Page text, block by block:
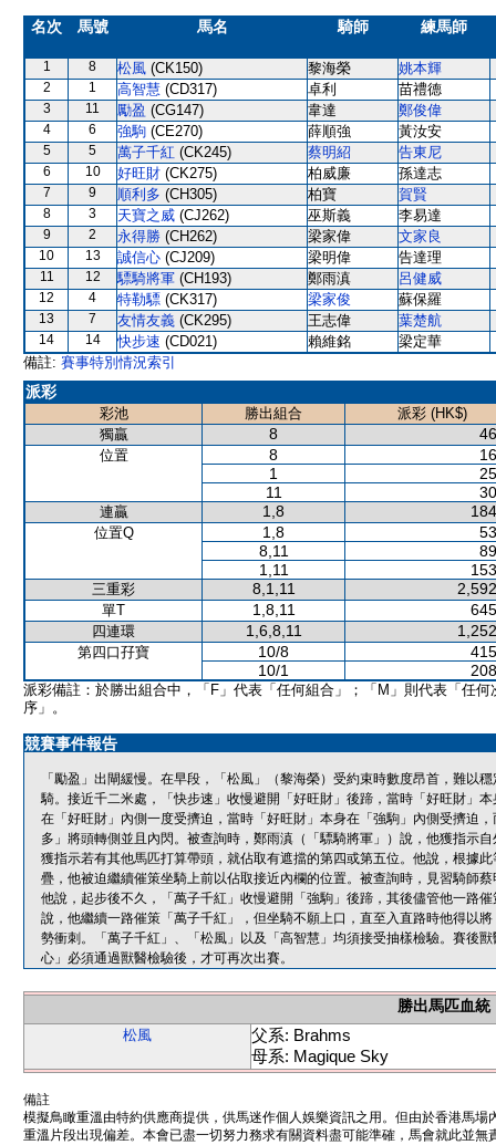
名次 馬號 馬名 騎師 練馬師
1 8 松風 (CK150) 黎海榮 姚本輝
2 1 高智慧 (CD317) 卓利 苗禮德
3 11 勵盈 (CG147) 韋達 鄭俊偉
4 6 強駒 (CE270) 薛順強 黃汝安
5 5 萬子千紅 (CK245) 蔡明紹 告東尼
6 10 好旺財 (CK275) 柏威廉 孫達志
7 9 順利多 (CH305) 柏寶 賀賢
8 3 天寶之威 (CJ262) 巫斯義 李易達
9 2 永得勝 (CH262) 梁家偉 文家良
10 13 誠信心 (CJ209) 梁明偉 告達理
11 12 驃騎將軍 (CH193) 鄭雨滇 呂健威
12 4 特勒驃 (CK317) 梁家俊 蘇保羅
13 7 友情友義 (CK295) 王志偉 葉楚航
14 14 快步速 (CD021) 賴維銘
梁定華
備註: 賽事特別情況索引
派彩
彩池 勝出組合
派彩 (HK$)
獨贏
8
位置 8
1
11
連贏 1,8
位置Q 1,8
8,11
1,11
三重彩 8,1,11
單T 1,8,11
四連環 1,6,8,11
第四口孖寶 10/8
10/1
派彩備註：於勝出組合中，「F」代表「任何組合」；「M」則代表「任何
序」。
競賽事件報告
「勵盈」出閘緩慢。在早段，「松風」（黎海榮）受約束時數度昂首，難以
騎。接近千二米處，「快步速」收慢避開「好旺財」後蹄，當時「好旺財」
在「好旺財」內側一度受擠迫，當時「好旺財」本身在「強駒」內側受擠迫
多」將頭轉側並且內閃。被查詢時，鄭雨滇（「驃騎將軍」）說，他獲指示
獲指示若有其他馬匹打算帶頭，就佔取有遮擋的第四或第五位。他說，根據
疊，他被迫繼續催策坐騎上前以佔取接近內欄的位置。被查詢時，見習騎師
他說，起步後不久，「萬子千紅」收慢避開「強駒」後蹄，其後儘管他一路
說，他繼續一路催策「萬子千紅」，但坐騎不願上口，直至入直路時他得以
勢衝刺。「萬子千紅」、「松風」以及「高智慧」均須接受抽樣檢驗。賽後
心」必須通過獸醫檢驗後，才可再次出賽。
勝出馬匹血統
松風
父系: Brahms
母系: Magique Sky
備註
模擬鳥瞰重溫由特約供應商提供，供馬迷作個人娛樂資訊之用。但由於香港馬
重溫片段出現偏差。本會已盡一切努力務求有關資料盡可能準確，馬會就此並